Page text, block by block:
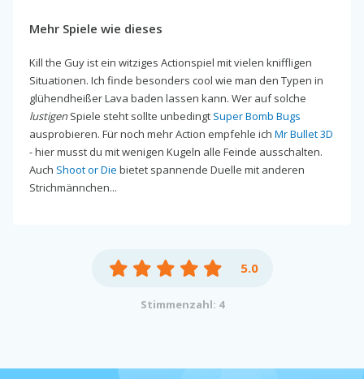
Mehr Spiele wie dieses
Kill the Guy ist ein witziges Actionspiel mit vielen kniffligen
Situationen. Ich finde besonders cool wie man den Typen in
glühendheißer Lava baden lassen kann. Wer auf solche
lustigenSpiele steht sollte unbedingt Super Bomb Bugs
ausprobieren. Für noch mehr Action empfehle ich Mr Bullet 3D
- hier musst du mit wenigen Kugeln alle Feinde ausschalten.
Auch Shoot or Die bietet spannende Duelle mit anderen
Strichmännchen...
5.0
Stimmenzahl: 4